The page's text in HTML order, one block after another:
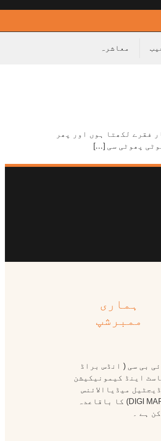
معاشرہ
فقرے لکھتا ہوں اور پھر
پھوٹی سی […]
ہماری
ممبرشپ
بی سی ( انڈس براڈ
اینڈ کیمونیکیشن
میڈیاالائنس
(DIGI MAP) کا باقاعدہ
ہے ۔